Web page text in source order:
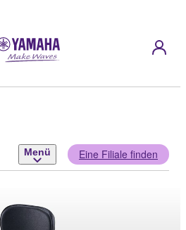
Menü Eine Filiale finden